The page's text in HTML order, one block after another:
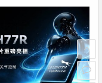
内核的标准微
工程样品